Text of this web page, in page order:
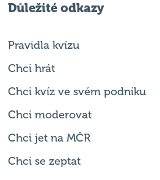
Důležité odkazy
Pravidla kvízu
Chci hrát
Chci kvíz ve svém podniku
Chci moderovat
Chci jet na MČR
Chci se zeptat